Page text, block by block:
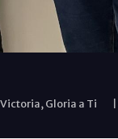
Victoria, Gloria a Ti